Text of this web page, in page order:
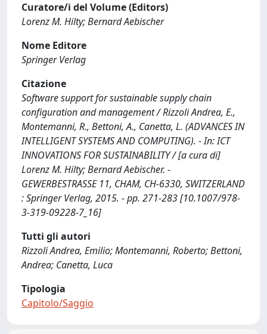
Curatore/i del Volume (Editors)
Lorenz M. Hilty; Bernard Aebischer
Nome Editore
Springer Verlag
Citazione
Software support for sustainable supply chain
configuration and management / Rizzoli Andrea, E.,
Montemanni, R., Bettoni, A., Canetta, L. (ADVANCES IN
INTELLIGENT SYSTEMS AND COMPUTING). - In: ICT
INNOVATIONS FOR SUSTAINABILITY / [a cura di]
Lorenz M. Hilty; Bernard Aebischer. -
GEWERBESTRASSE 11, CHAM, CH-6330, SWITZERLAND
: Springer Verlag, 2015. - pp. 271-283 [10.1007/978-
3-319-09228-7_16]
Tutti gli autori
Rizzoli Andrea, Emilio; Montemanni, Roberto; Bettoni,
Andrea; Canetta, Luca
Tipologia
Capitolo/Saggio